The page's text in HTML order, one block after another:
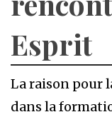
Esprit
La raison pour
dans la